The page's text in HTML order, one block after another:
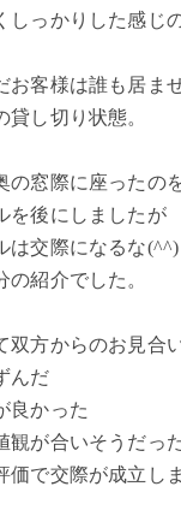
しっかりした感じ
お客様は誰も居ま
貸し切り状態。
の窓際に座ったの
を後にしましたが
は交際になるな(^^)
の紹介でした。
双方からのお見合
んだ
良かった
観が合いそうだっ
価で交際が成立し